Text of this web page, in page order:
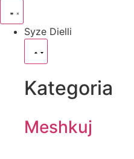
Syze Dielli
Kategoria
Meshkuj